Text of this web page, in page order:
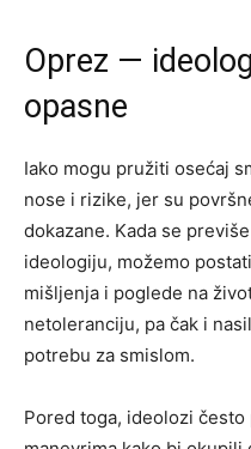
Oprez —
opasne
Iako mogu pružiti osećaj
nose i rizike, jer su
dokazane. Kada se
ideologiju, možemo
mišljenja i poglede na
netoleranciju, pa čak i
potrebu za smislom.
Pored toga, ideolozi